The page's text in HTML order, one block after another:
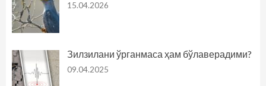
15.04.2026
Зилзилани ўрганмаса ҳам бўлаверадими?
09.04.2025